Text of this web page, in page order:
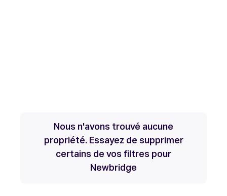
Nous n'avons trouvé aucune
propriété. Essayez de supprimer
certains de vos filtres pour
Newbridge